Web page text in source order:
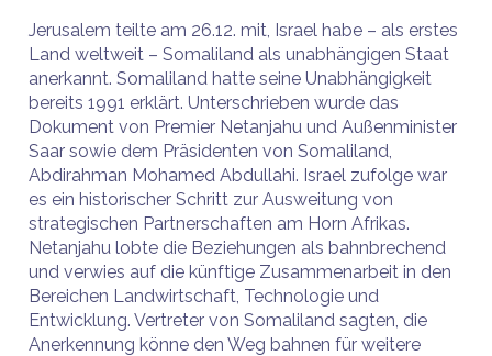
Jerusalem teilte am 26.12. mit, Israel habe – als erstes
Land weltweit – Somaliland als unabhängigen Staat
anerkannt. Somaliland hatte seine Unabhängigkeit
bereits 1991 erklärt. Unterschrieben wurde das
Dokument von Premier Netanjahu und Außenminister
Saar sowie dem Präsidenten von Somaliland,
Abdirahman Mohamed Abdullahi. Israel zufolge war
es ein historischer Schritt zur Ausweitung von
strategischen Partnerschaften am Horn Afrikas.
Netanjahu lobte die Beziehungen als bahnbrechend
und verwies auf die künftige Zusammenarbeit in den
Bereichen Landwirtschaft, Technologie und
Entwicklung. Vertreter von Somaliland sagten, die
Anerkennung könne den Weg bahnen für weitere